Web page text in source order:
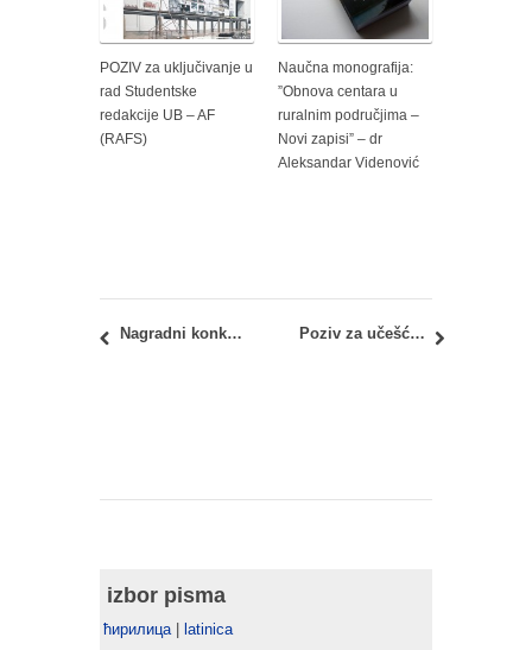
POZIV za uključivanje u
rad Studentske
redakcije UB – AF
(RAFS)
Naučna monografija:
”Obnova centara u
ruralnim područjima –
Novi zapisi” – dr
Aleksandar Videnović
Nagradni konkurs za idejno rešenje plakata na temu promocije zdravlja i zdravih stilova života Instituta za javno zdravlje Srbije „Dr Milan Jovanović Batut” Poziv za učešće na studentskom forumu: S one strane stvarnosti
izbor pisma
ћирилица latinica